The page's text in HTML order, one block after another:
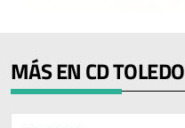
MÁS EN CD TOLEDO